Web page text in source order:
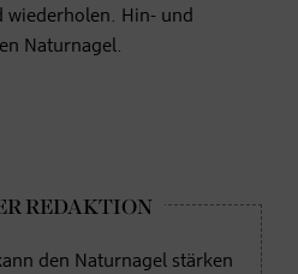
wiederholen. Hin- und
Naturnagel.
den Naturnagel stärken